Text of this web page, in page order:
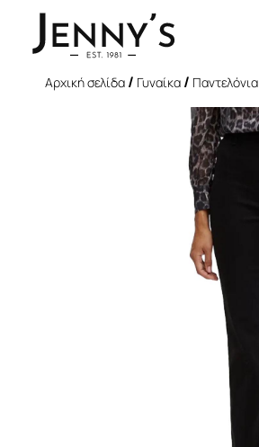
Αρχική σελίδα / Γυναίκα / Παντελόνια